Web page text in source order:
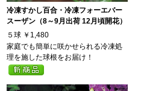
冷凍すかし百合・冷凍フォーエバー
スーザン（8～9月出荷 12月頃開花）
５球 ￥1,480
家庭でも簡単に咲かせられる冷凍処
理を施した球根をお届け！